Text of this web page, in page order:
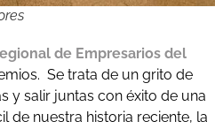
de Empresarios del
Se trata de un grito de
y salir juntas con éxito de una
de nuestra historia reciente, la